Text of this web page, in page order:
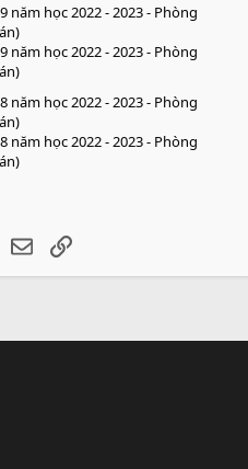
năm học 2022 - 2023 - Phòng
năm học 2022 - 2023 - Phòng
năm học 2022 - 2023 - Phòng
năm học 2022 - 2023 - Phòng
WhatsApp
EmailLink